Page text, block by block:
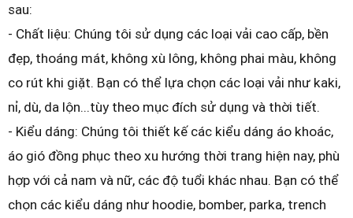
sau:
- Chất liệu: Chúng tôi sử dụng các loại vải cao cấp, bền
đẹp, thoáng mát, không xù lông, không phai màu, không
co rút khi giặt. Bạn có thể lựa chọn các loại vải như kaki,
nỉ, dù, da lộn...tùy theo mục đích sử dụng và thời tiết.
- Kiểu dáng: Chúng tôi thiết kế các kiểu dáng áo khoác,
áo gió đồng phục theo xu hướng thời trang hiện nay, phù
hợp với cả nam và nữ, các độ tuổi khác nhau. Bạn có thể
chọn các kiểu dáng như hoodie, bomber, parka, trench